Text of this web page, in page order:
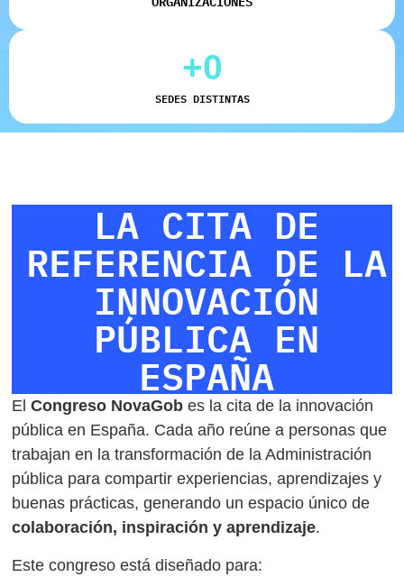
SEDES DISTINTAS
+0
LA CITA DE
REFERENCIA DE LA
INNOVACIÓN
PÚBLICA EN
ESPAÑA
ElCongreso NovaGob es la cita de la innovación
pública en España. Cada año reúne a personas que
trabajan en la transformación de la Administración
pública para compartir experiencias, aprendizajes y
buenas prácticas, generando un espacio único de
colaboración, inspiración y aprendizaje.
Este congreso está diseñado para: